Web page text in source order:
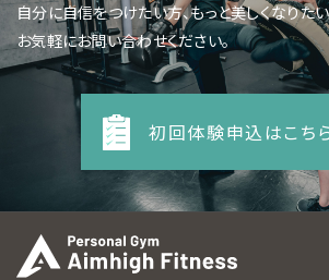
自分に自信をつけたい方、もっと美しくなりたい
お気軽にお問い合わせください。
初回体験申込はこち